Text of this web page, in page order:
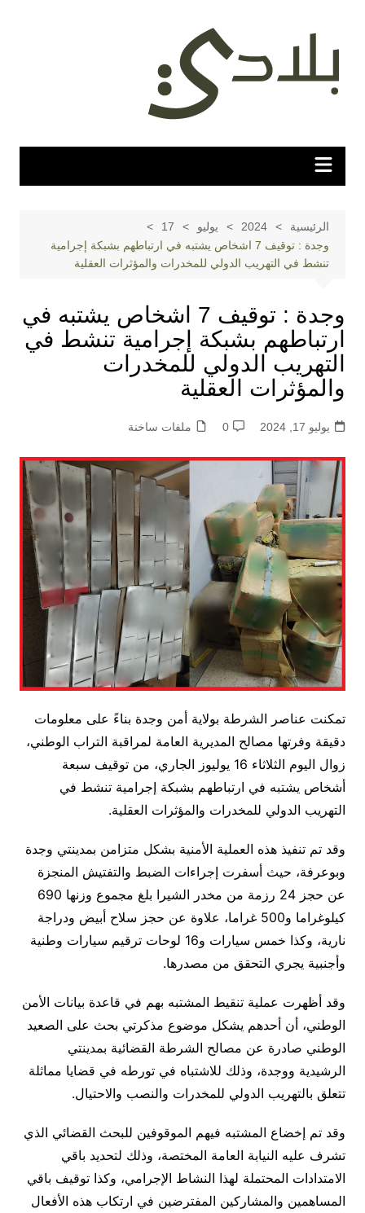
المحتوى
الرئيسية 2024 يوليو
17
وجدة : توقيف 7 اشخاص يشتبه في ارتباطهم بشبكة إجرامية
تنشط في التهريب الدولي للمخدرات والمؤثرات العقلية
وجدة : توقيف 7 اشخاص يشتبه في
ارتباطهم بشبكة إجرامية تنشط في
التهريب الدولي للمخدرات
والمؤثرات العقلية
يوليو 17, 2024 0 ملفات ساخنة
تمكنت عناصر الشرطة بولاية أمن وجدة بناءً على معلومات
دقيقة وفرتها مصالح المديرية العامة لمراقبة التراب الوطني،
زوال اليوم الثلاثاء 16 يوليوز الجاري، من توقيف سبعة
أشخاص يشتبه في ارتباطهم بشبكة إجرامية تنشط في
التهريب الدولي للمخدرات والمؤثرات العقلية.
وقد تم تنفيذ هذه العملية الأمنية بشكل متزامن بمدينتي وجدة
وبوعرفة، حيث أسفرت إجراءات الضبط والتفتيش المنجزة
عن حجز 24 رزمة من مخدر الشيرا بلغ مجموع وزنها 690
كيلوغراما و500 غراما، علاوة عن حجز سلاح أبيض ودراجة
نارية، وكذا خمس سيارات و16 لوحات ترقيم سيارات وطنية
وأجنبية يجري التحقق من مصدرها.
وقد أظهرت عملية تنقيط المشتبه بهم في قاعدة بيانات الأمن
الوطني، أن أحدهم يشكل موضوع مذكرتي بحث على الصعيد
الوطني صادرة عن مصالح الشرطة القضائية بمدينتي
الرشيدية ووجدة، وذلك للاشتباه في تورطه في قضايا مماثلة
تتعلق بالتهريب الدولي للمخدرات والنصب والاحتيال.
وقد تم إخضاع المشتبه فيهم الموقوفين للبحث القضائي الذي
تشرف عليه النيابة العامة المختصة، وذلك لتحديد باقي
الامتدادات المحتملة لهذا النشاط الإجرامي، وكذا توقيف باقي
المساهمين والمشاركين المفترضين في ارتكاب هذه الأفعال